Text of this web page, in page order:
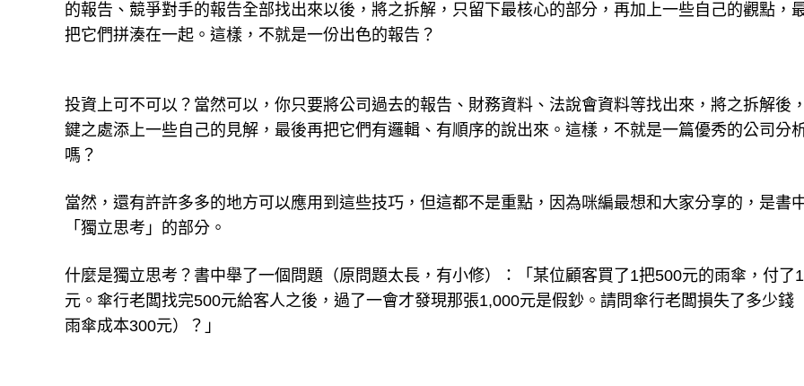
的報告、競爭對手的報告全部找出來以後，將之拆解，只留下最核心的部分，再加上一些自己的觀點，
把它們拼湊在一起。這樣，不就是一份出色的報告？
投資上可不可以？當然可以，你只要將公司過去的報告、財務資料、法說會資料等找出來，將之拆解後
鍵之處添上一些自己的見解，最後再把它們有邏輯、有順序的說出來。這樣，不就是一篇優秀的公司分
嗎？
當然，還有許許多多的地方可以應用到這些技巧，但這都不是重點，因為咪編最想和大家分享的，是書
「獨立思考」的部分。
什麼是獨立思考？書中舉了一個問題（原問題太長，有小修）：「某位顧客買了1把500元的雨傘，付了
元。傘行老闆找完500元給客人之後，過了一會才發現那張1,000元是假鈔。請問傘行老闆損失了多少錢
雨傘成本300元）？」